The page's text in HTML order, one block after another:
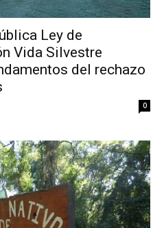
Ley de
Vida Silvestre
del rechazo
0